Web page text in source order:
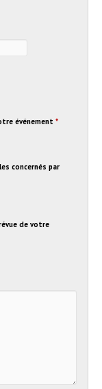
événement *
concernés par
de votre